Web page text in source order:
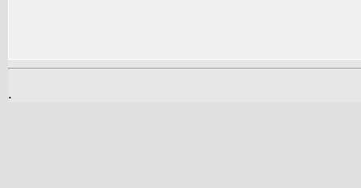
подвиг Макса Майна был отмечен
.